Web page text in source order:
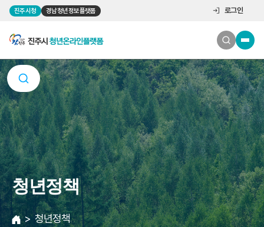
진주시청 경남청년정보플랫폼 로그인
청년정책
청년정책